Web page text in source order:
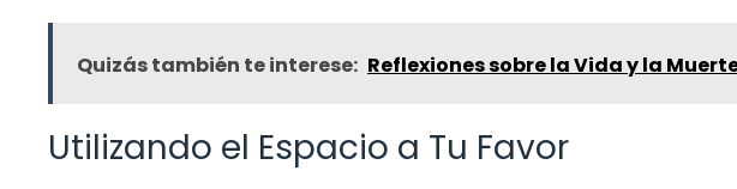
Quizás también te interese: Reflexiones sobre la Vida y la
Utilizando el Espacio a Tu Favor